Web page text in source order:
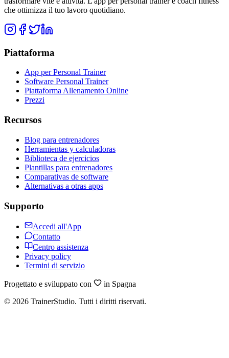
che ottimizza il tuo lavoro quotidiano.
Piattaforma
App per Personal Trainer
Software Personal Trainer
Piattaforma Allenamento Online
Prezzi
Recursos
Blog para entrenadores
Herramientas y calculadoras
Biblioteca de ejercicios
Plantillas para entrenadores
Comparativas de software
Alternativas a otras apps
Supporto
Accedi all'App
Contatto
Centro assistenza
Privacy policy
Termini di servizio
Progettato e sviluppato con
in Spagna
© 2026 TrainerStudio. Tutti i diritti riservati.